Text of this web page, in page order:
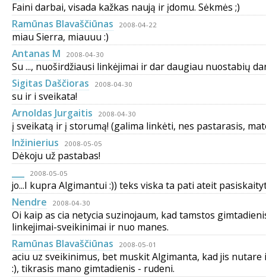
Faini darbai, visada kažkas naują ir įdomu. Sėkmės ;)
Ramūnas Blavaščiūnas
2008-04-22
miau Sierra, miauuu :)
Antanas M
2008-04-30
Su ..., nuoširdžiausi linkėjimai ir dar daugiau nuostabių
Sigitas Daščioras
2008-04-30
su ir i sveikata!
Arnoldas Jurgaitis
2008-04-30
į sveikatą ir į storumą! (galima linkėti, nes pastarasis,
Inžinierius
2008-05-05
Dėkoju už pastabas!
2008-05-05
jo...I kupra Algimantui :)) teks viska ta pati ateit
Nendre
2008-04-30
Oi kaip as cia netycia suzinojaum, kad tamstos
linkejimai-sveikinimai ir nuo manes.
Ramūnas Blavaščiūnas
2008-05-01
aciu uz sveikinimus, bet muskit Algimanta, kad jis
:), tikrasis mano gimtadienis - rudeni.